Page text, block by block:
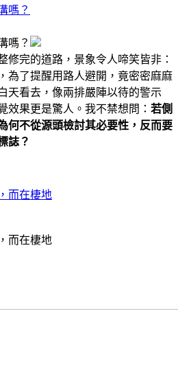
嗎？
嗎？
修完的道路，景象令人啼笑皆非：
為了提醒用路人避開，竟密密麻麻
天看去，像兩排嚴陣以待的警示
效果更是驚人。我不禁想問： 若側
何不從源頭檢討其必要性，反而要
誌？
而在棲地
而在棲地